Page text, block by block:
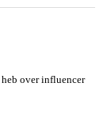
over influencer